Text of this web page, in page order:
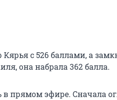
с 526 баллами, а
она набрала 362 балла.
в прямом эфире. Сначала